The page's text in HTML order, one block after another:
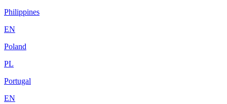
Philippines
EN
Poland
PL
Portugal
EN